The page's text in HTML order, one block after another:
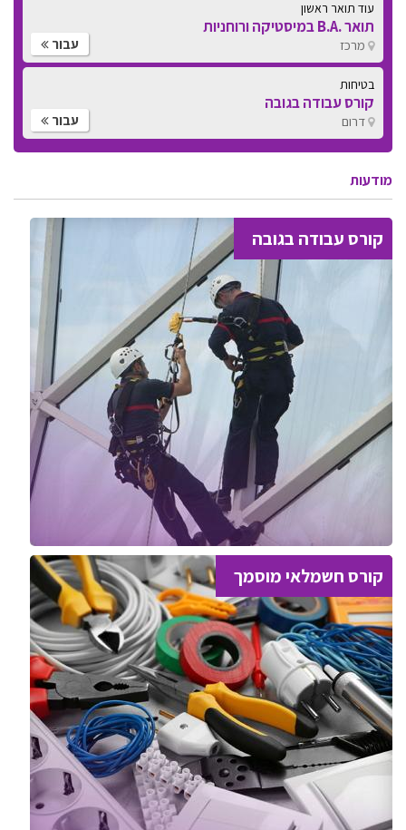
עוד תואר ראשון
תואר .B.A במיסטיקה ורוחניות
מרכז עבור
בטיחות
קורס עבודה בגובה
דרום עבור
מודעות
קורס עבודה בגובה
קורס חשמלאי מוסמך